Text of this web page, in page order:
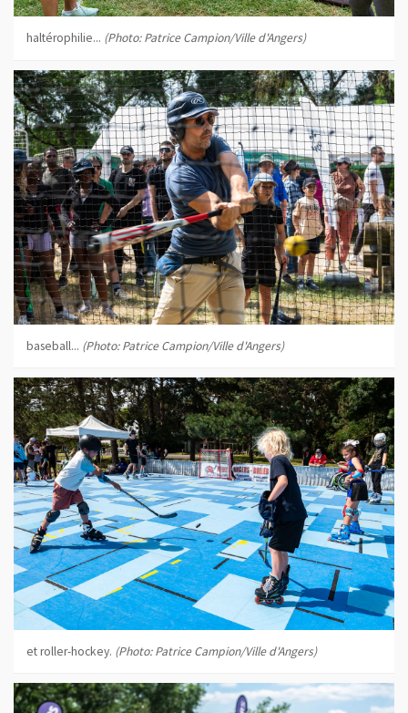
haltérophilie... (Photo: Patrice Campion/Ville d'Angers)
baseball... (Photo: Patrice Campion/Ville d'Angers)
et roller-hockey. (Photo: Patrice Campion/Ville d'Angers)